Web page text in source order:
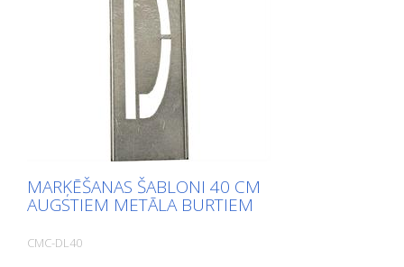
MARĶĒŠANAS ŠABLONI 40 CM
AUGSTIEM METĀLA BURTIEM
CMC-DL40